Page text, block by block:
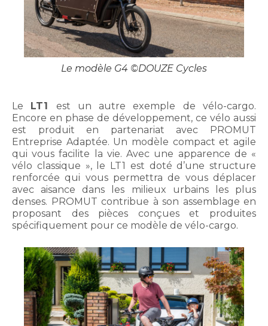
Le modèle G4 ©DOUZE Cycles
Le LT1 est un autre exemple de vélo-cargo.
Encore en phase de développement, ce vélo aussi
est produit en partenariat avec PROMUT
Entreprise Adaptée. Un modèle compact et agile
qui vous facilite la vie. Avec une apparence de «
vélo classique », le LT1 est doté d’une structure
renforcée qui vous permettra de vous déplacer
avec aisance dans les milieux urbains les plus
denses. PROMUT contribue à son assemblage en
proposant des pièces conçues et produites
spécifiquement pour ce modèle de vélo-cargo.